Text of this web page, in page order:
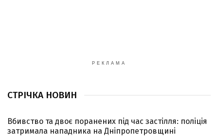
РЕКЛАМА
СТРІЧКА НОВИН
Вбивство та двоє поранених під час застілля: поліція
затримала нападника на Дніпропетровщині